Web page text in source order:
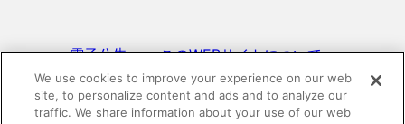
電子公告 このWEBサイトについて
プライバシーポリシー
We use cookies to improve your experience on our web
site, to personalize content and ads and to analyze our
traffic. We share information about your use of our web